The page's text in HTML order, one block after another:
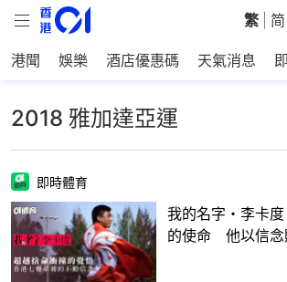
繁 简
港聞 娛樂 酒店優惠碼 天氣消息
2018 雅加達亞運
即時體育
我的名字・李卡
的使命 他以信念